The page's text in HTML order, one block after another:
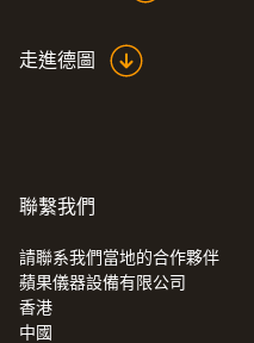
走進德圖
聯繫我們
請聯系我們當地的合作夥伴
蘋果儀器設備有限公司
香港
中國